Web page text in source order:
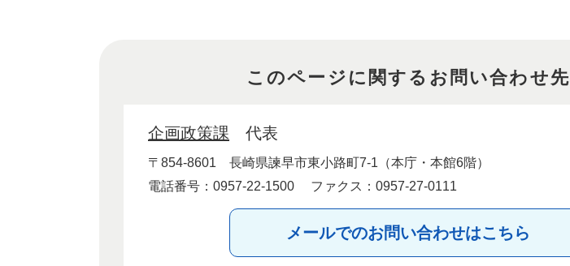
このページに関するお問い合わせ先
企画政策課 代表
〒854-8601
長崎県諫早市東小路町7-1（本庁・本館6階）
電話番号：0957-22-1500
ファクス：0957-27-0111
メールでのお問い合わせはこちら